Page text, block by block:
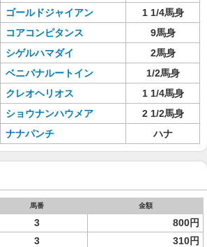
ゴールドジャイアン
1 1/4馬身
コアコンピタンス
9馬身
シゲルハマダイ
2馬身
ベニバナルートイン
1/2馬身
クレオヘリオス
1 1/4馬身
ショウナンハウメア
2 1/2馬身
ナナパンチ ハナ
馬番 金額
3 800円
3
310円